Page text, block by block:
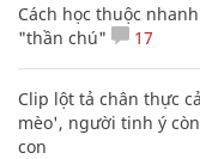
Cách học thuộc
"thần chú"
17
Clip lột tả chân thực
mèo', người tinh ý
con